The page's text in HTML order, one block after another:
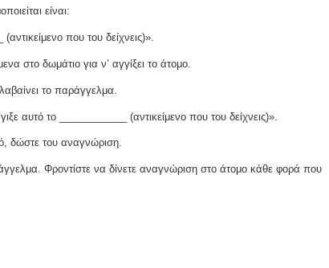
είναι:
που του δείχνεις)».
στο δωμάτιο για ν’ αγγίξει το άτομο.
το παράγγελμα.
αυτό το ____________ (αντικείμενο που του δείχνεις)».
δώστε του αναγνώριση.
Φροντίστε να δίνετε αναγνώριση στο άτομο κάθε φορά που